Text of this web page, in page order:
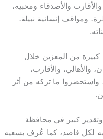
والأصدقاء ومحبيه،
ومواقف إنسانية نبيلة،
كبيرة من المعزين خلال
والأهالي، والأقارب،
واستحضروا ما تركه من أثر
كبير في محافظة
لكل قاصد، كما عُرف بسعيه